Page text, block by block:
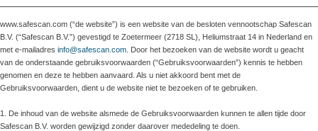
www.safescan.com (“de website”) is een website van de besloten vennootschap Safescan
B.V. (“Safescan B.V.”) gevestigd te Zoetermeer (2718 SL), Heliumstraat 14 in Nederland en
met e-mailadres info@safescan.com . Door het bezoeken van de website wordt u geacht
van de onderstaande gebruiksvoorwaarden (“Gebruiksvoorwaarden”) kennis te hebben
genomen en deze te hebben aanvaard. Als u niet akkoord bent met de
Gebruiksvoorwaarden, dient u de website niet te bezoeken of te gebruiken.
1. De inhoud van de website alsmede de Gebruiksvoorwaarden kunnen te allen tijde door
Safescan B.V. worden gewijzigd zonder daarover mededeling te doen.